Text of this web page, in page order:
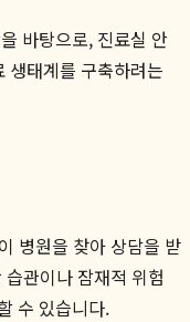
바탕으로, 진료실 안
생태계를 구축하려는
병원을 찾아 상담을 받
관이나 잠재적 위험
수 있습니다.